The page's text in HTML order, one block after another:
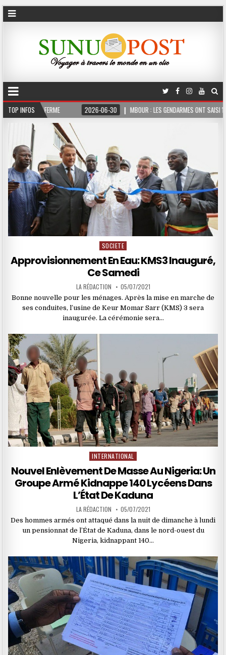
TOP INFOS
FERME 2026-06-30 MBOUR : LES GENDARMES ONT SAISI 10 KG DE
Posted
in
SOCIETE
Approvisionnement En Eau: KMS3 Inauguré,
Ce Samedi
LA RÉDACTION 05/07/2021
Bonne nouvelle pour les ménages. Après la mise en marche de
ses conduites, l’usine de Keur Momar Sarr (KMS) 3 sera
inaugurée. La cérémonie sera…
Posted
INTERNATIONAL
Nouvel Enlèvement De Masse Au Nigeria: Un
Groupe Armé Kidnappe 140 Lycéens Dans
L’État De Kaduna
LA RÉDACTION 05/07/2021
Des hommes armés ont attaqué dans la nuit de dimanche à lundi
un pensionnat de l’État de Kaduna, dans le nord-ouest du
Nigeria, kidnappant 140…